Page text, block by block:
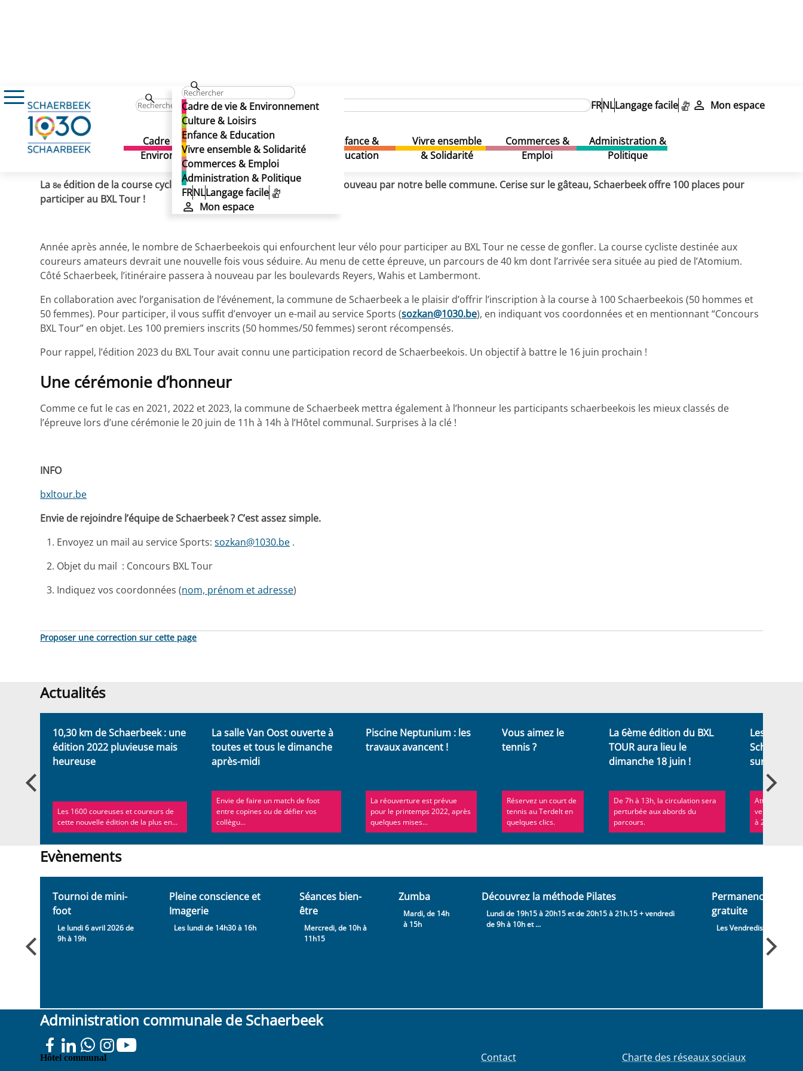
Cadre de vie & Environnement
Culture & Loisirs
Enfance & Education
Vivre ensemble & Solidarité
Commerces & Emploi
Administration & Politique
FRNLLangage facile
Mon espace
FRNLLangage facile Mon espace
Cadre de vie &
Environnement
Culture & Loisirs
Enfance &
Education
Vivre ensemble
& Solidarité
Commerces &
Emploi
Administration &
Politique
BXL Tour 2024 : 100 premières inscriptions offertes
BXL Tour 2024 : 100 premières inscriptions offertes
BXL Tour 2024 : 100 premières inscriptions offertes
Publié le 02/05/2024
La8eédition de la course cycliste aura lieu le 16 juin et passera de nouveau par notre belle commune. Cerise sur le gâteau, Schaerbeek offre 100 places pour
participer au BXL Tour !
Année après année, le nombre de Schaerbeekois qui enfourchent leur vélo pour participer au BXL Tour ne cesse de gonfler. La course cycliste destinée aux
coureurs amateurs devrait une nouvelle fois vous séduire. Au menu de cette épreuve, un parcours de 40 km dont l’arrivée sera située au pied de l’Atomium.
Côté Schaerbeek, l’itinéraire passera à nouveau par les boulevards Reyers, Wahis et Lambermont.
En collaboration avec l’organisation de l’événement, la commune de Schaerbeek a le plaisir d’offrir l’inscription à la course à 100 Schaerbeekois (50 hommes et
50 femmes). Pour participer, il vous suffit d’envoyer un e-mail au service Sports (sozkan@1030.be), en indiquant vos coordonnées et en mentionnant “Concours
BXL Tour” en objet. Les 100 premiers inscrits (50 hommes/50 femmes) seront récompensés.
Pour rappel, l’édition 2023 du BXL Tour avait connu une participation record de Schaerbeekois. Un objectif à battre le 16 juin prochain !
Une cérémonie d’honneur
Comme ce fut le cas en 2021, 2022 et 2023, la commune de Schaerbeek mettra également à l’honneur les participants schaerbeekois les mieux classés de
l’épreuve lors d’une cérémonie le 20 juin de 11h à 14h à l’Hôtel communal. Surprises à la clé !
INFO
bxltour.be
Envie de rejoindre l’équipe de Schaerbeek ? C’est assez simple.
Envoyez un mail au service Sports:sozkan@1030.be .
Objet du mail : Concours BXL Tour
Indiquez vos coordonnées (nom, prénom et adresse)
Proposer une correction sur cette page
Actualités
Actualités
10,30 km de Schaerbeek : une
édition 2022 pluvieuse mais
heureuse
Les 1600 coureuses et coureurs de
cette nouvelle édition de la plus en...
La salle Van Oost ouverte à
toutes et tous le dimanche
après-midi
Envie de faire un match de foot
entre copines ou de défier vos
collègu...
Piscine Neptunium : les
travaux avancent !
La réouverture est prévue
pour le printemps 2022, après
quelques mises...
Vous aimez le
tennis ?
Réservez un court de
tennis au Terdelt en
quelques clics.
La 6ème édition du BXL
TOUR aura lieu le
dimanche 18 juin !
De 7h à 13h, la circulation sera
perturbée aux abords du
parcours.
Les 10,30
sur la
Attention aux
vendredi 20
à 22h
Evènements
Evènements
Tournoi de mini-
foot
Le lundi 6 avril 2026 de
9h à 19h
Pleine conscience et
Imagerie
Les lundi de 14h30 à 16h
Séances bien-
être
Mercredi, de 10h à
11h15
Zumba
Mardi, de 14h
à 15h
Découvrez la méthode Pilates
Lundi de 19h15 à 20h15 et de 20h15 à 21h.15 + vendredi
de 9h à 10h et ...
Permanence :
gratuite
Les Vendredis de 13h à
Administration communale de Schaerbeek
Hôtel communal
Contact
Charte des réseaux sociaux